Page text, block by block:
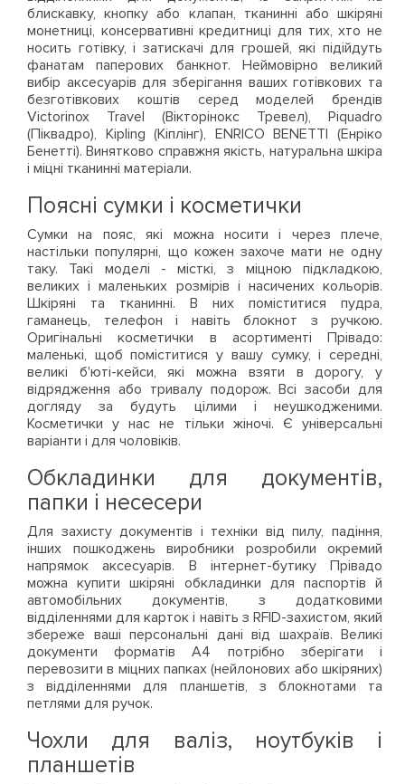
блискавку, кнопку або клапан, тканинні або шкіряні
монетниці, консервативні кредитниці для тих, хто не
носить готівку, і затискачі для грошей, які підійдуть
фанатам паперових банкнот. Неймовірно великий
вибір аксесуарів для зберігання ваших готівкових та
безготівкових коштів серед моделей брендів
Victorinox Travel (Вікторінокс Тревел), Piquadro
(Піквадро), Kipling (Кіплінг), ENRICO BENETTI (Енріко
Бенетті). Винятково справжня якість, натуральна шкіра
і міцні тканинні матеріали.
Поясні сумки і косметички
Сумки на пояс, які можна носити і через плече,
настільки популярні, що кожен захоче мати не одну
таку. Такі моделі - місткі, з міцною підкладкою,
великих і маленьких розмірів і насичених кольорів.
Шкіряні та тканинні. В них поміститися пудра,
гаманець, телефон і навіть блокнот з ручкою.
Оригінальні косметички в асортименті Прівадо:
маленькі, щоб поміститися у вашу сумку, і середні,
великі б'юті-кейси, які можна взяти в дорогу, у
відрядження або тривалу подорож. Всі засоби для
догляду за будуть цілими і неушкодженими.
Косметички у нас не тільки жіночі. Є універсальні
варіанти і для чоловіків.
Обкладинки для документів,
папки і несесери
Для захисту документів і техніки від пилу, падіння,
інших пошкоджень виробники розробили окремий
напрямок аксесуарів. В інтернет-бутику Прівадо
можна купити шкіряні обкладинки для паспортів й
автомобільних документів, з додатковими
відділеннями для карток і навіть з RFID-захистом, який
збереже ваші персональні дані від шахраїв. Великі
документи форматів А4 потрібно зберігати і
перевозити в міцних папках (нейлонових або шкіряних)
з відділеннями для планшетів, з блокнотами та
петлями для ручок.
Чохли для валіз, ноутбуків і
планшетів